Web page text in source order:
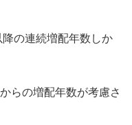
の連続増配年数しか
らの増配年数が考慮さ